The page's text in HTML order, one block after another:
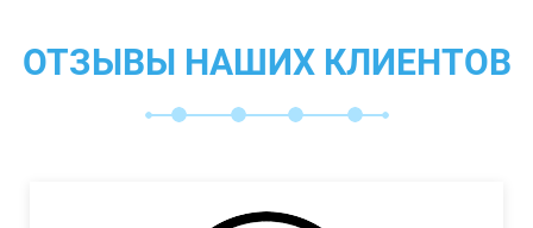
ОТЗЫВЫ НАШИХ КЛИЕНТОВ